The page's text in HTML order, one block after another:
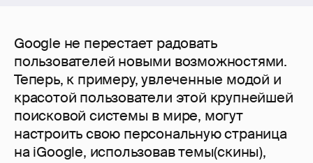
Google не перестает радовать
пользователей новыми возможностями.
Теперь, к примеру, увлеченные модой и
красотой пользователи этой крупнейшей
поисковой системы в мире, могут
настроить свою персональную страница
на iGoogle, использовав темы(скины),